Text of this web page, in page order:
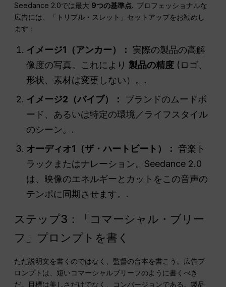
Seedance 2.0では最大 9つの基準点. .プロフェッショナルな
広告には、「トリプル・スレット」セットアップをお勧めし
ます：
イメージ1（アンカー）：
実際の製品の高解
像度の写真。これにより製品の精度 (ロゴ、
形状、素材は変更しない）。.
イメージ2（バイブ）：
ブランドのムードボ
ード、あるいは特定の環境／ライフスタイル
のシーン。.
オーディオ1（ザ・ハートビート）： 音楽ト
ラックまたはナレーション。Seedance 2.0
は、映像のエネルギーとカットをこの音声の
テンポに同期させます。.
ステップ3：「コマーシャル・ブリー
フ」プロンプトを書く
ただ説明文を書くのではなく、監督の台本を書こう。広告プ
ロンプトは、短いコマーシャルブリーフのように書くべき
だ。目標は美しさだけでなく、コンバージョンである。製品